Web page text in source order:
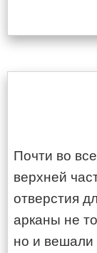
Почти во
верхней
отверстия
арканы не
но и вешали